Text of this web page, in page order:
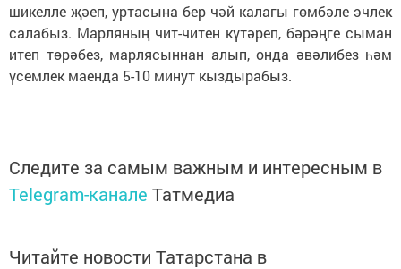
шикелле җәеп, уртасына бер чәй калагы гөмбәле эчлек
салабыз. Марляның чит-читен күтәреп, бәрәңге сыман
итеп төрәбез, марлясыннан алып, онда әвәлибез һәм
үсемлек маенда 5-10 минут кыздырабыз.
Следите за самым важным и интересным в
Telegram-канале Татмедиа
Читайте новости Татарстана в